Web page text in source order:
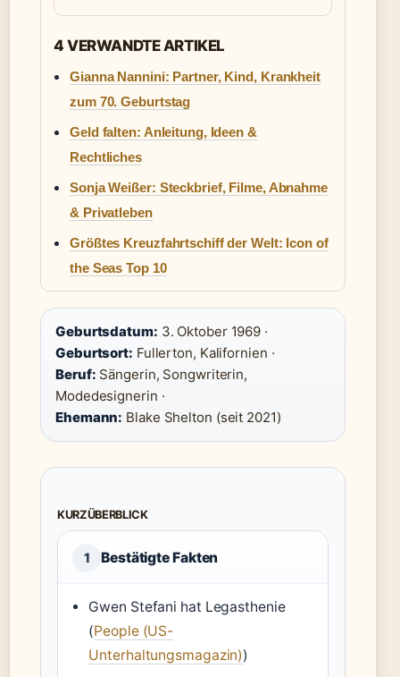
4 VERWANDTE ARTIKEL
Gianna Nannini: Partner, Kind, Krankheit
zum 70. Geburtstag
Geld falten: Anleitung, Ideen &
Rechtliches
Sonja Weißer: Steckbrief, Filme, Abnahme
& Privatleben
Größtes Kreuzfahrtschiff der Welt: Icon of
the Seas Top 10
Geburtsdatum: 3. Oktober 1969 ·
Geburtsort: Fullerton, Kalifornien ·
Beruf: Sängerin, Songwriterin,
Modedesignerin ·
Ehemann: Blake Shelton (seit 2021)
KURZÜBERBLICK
1 Bestätigte Fakten
Gwen Stefani hat Legasthenie
(People (US-
Unterhaltungsmagazin))